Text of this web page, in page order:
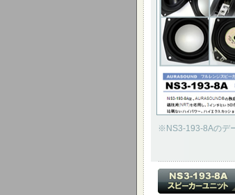
※NS3-193-8Aのデ